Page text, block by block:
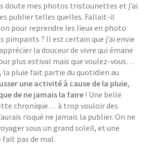
doute mes photos tristounettes et j’ai
publier telles quelles. Fallait-il
pour reprendre les lieux en photo
pimpants ? Il est certain que j’ai envie
la douceur de vivre qui émane
plus estival mais que voulez-vous…
la pluie fait partie du quotidien au
une activité à cause de la pluie,
de ne jamais la faire ! Une belle
chronique… à trop vouloir des
risqué ne jamais la publier. On ne
sous un grand soleil, et une
pas de mal.